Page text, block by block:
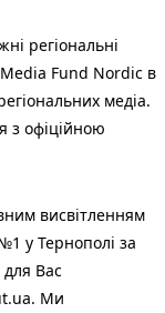
регіональні
Fund Nordic в
медіа.
з офіційною
висвітленням
у Тернополі за
Вас
Ми